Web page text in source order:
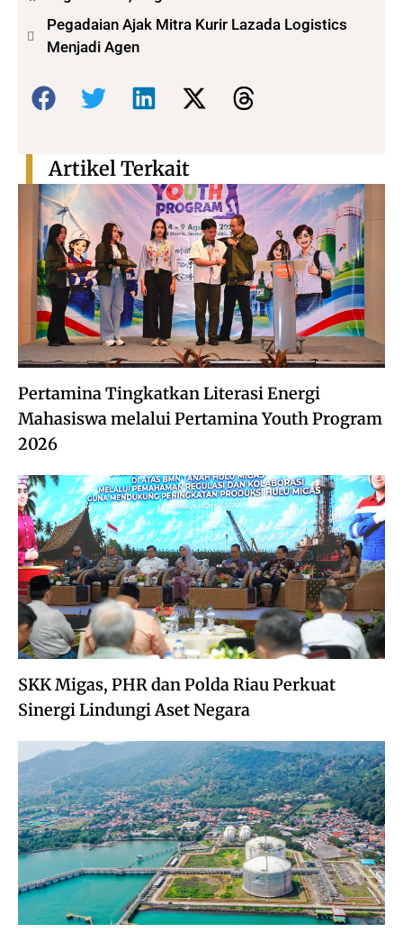
Pegadaian Ajak Mitra Kurir Lazada Logistics
Menjadi Agen
Bagikan:
Pertamina Tingkatkan Literasi Energi
Mahasiswa melalui Pertamina Youth Program
2026
SKK Migas, PHR dan Polda Riau Perkuat
Sinergi Lindungi Aset Negara
Artikel Terkait